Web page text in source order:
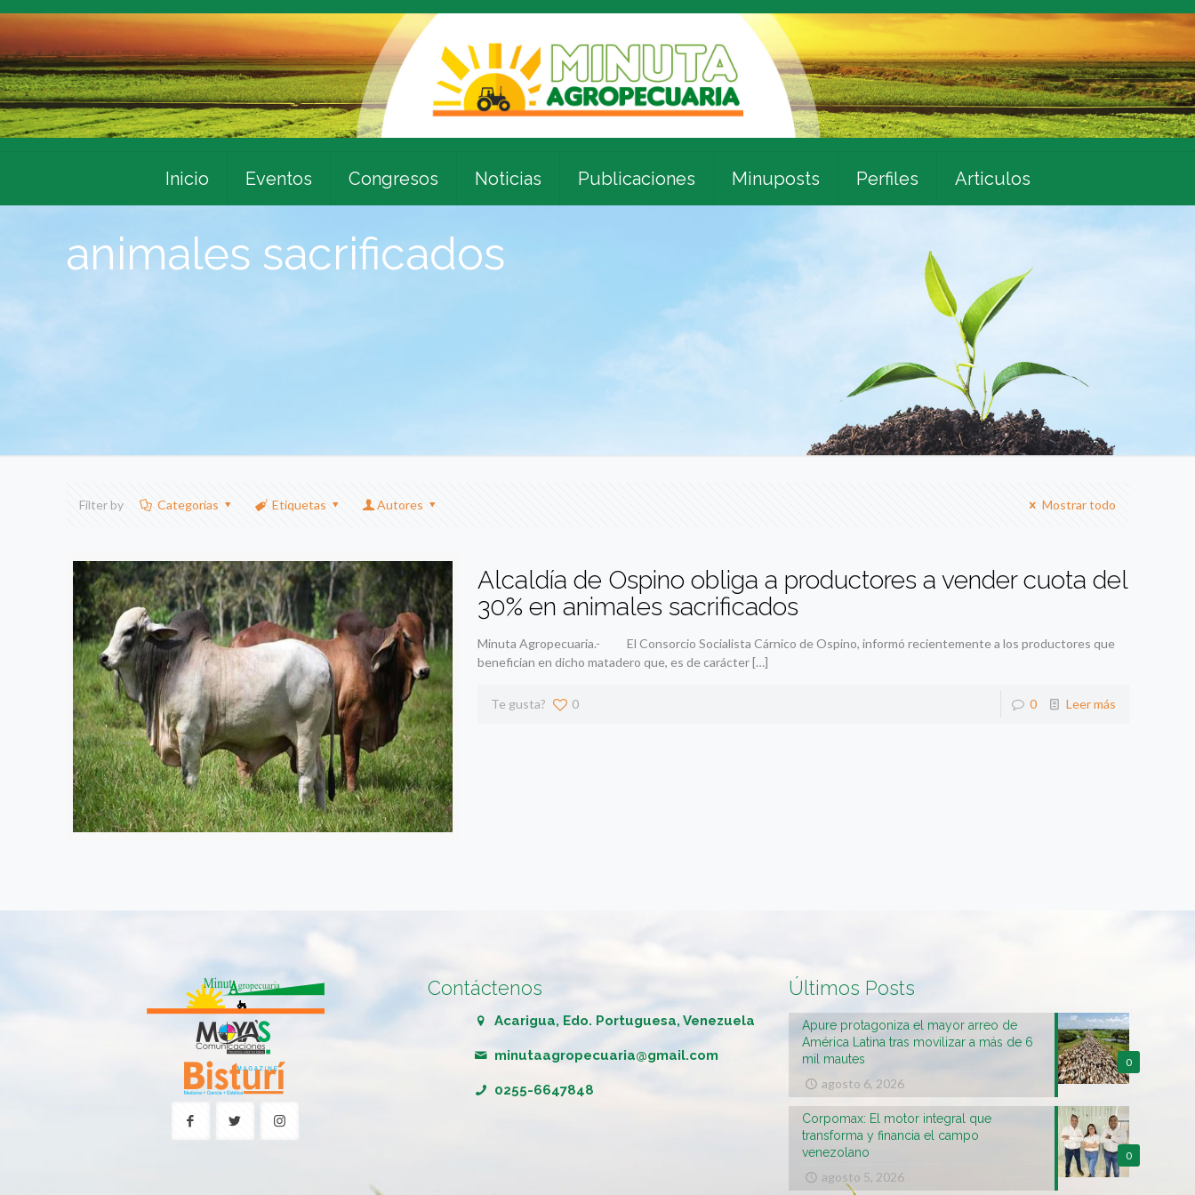
Inicio Eventos Congresos Noticias Publicaciones Minuposts Perfiles Articulos
animales sacrificados
Filter by Categorias Etiquetas Autores Mostrar todo
Alcaldía de Ospino obliga a productores a vender cuota del
30% en animales sacrificados
Minuta Agropecuaria.- El Consorcio Socialista Cárnico de Ospino, informó recientemente a los productores que
benefician en dicho matadero que, es de carácter[…]
Te gusta? 0 0 Leer más
Contáctenos
Acarigua, Edo. Portuguesa, Venezuela
minutaagropecuaria@gmail.com
0255-6647848
Últimos Posts
0
Apure protagoniza el mayor arreo de
América Latina tras movilizar a más de 6
mil mautes
agosto 6, 2026
0
Corpomax: El motor integral que
transforma y financia el campo
venezolano
agosto 5, 2026